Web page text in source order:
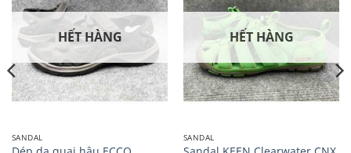
HẾT HÀNG
SANDAL
HẾT HÀNG
SANDAL